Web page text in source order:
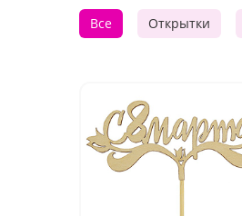
Все Открытки